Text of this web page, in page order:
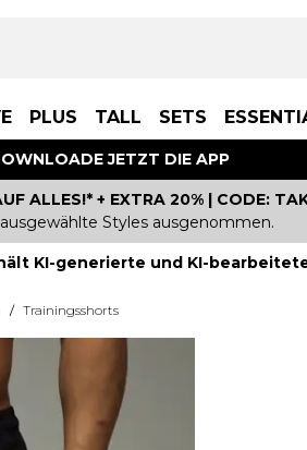
PLUS TALL SETS
JETZT DIE APP
ALLES!* + EXTRA 20% | CODE:
ausgewählte Styles ausgenommen.
KI-generierte und KI-
/ Trainingsshorts